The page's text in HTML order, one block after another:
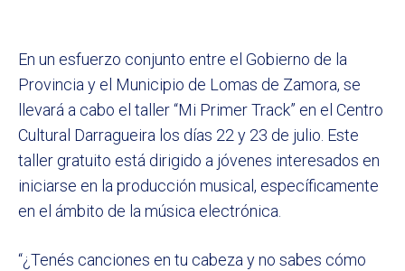
En un esfuerzo conjunto entre el Gobierno de la
Provincia y el Municipio de Lomas de Zamora, se
llevará a cabo el taller “Mi Primer Track” en el Centro
Cultural Darragueira los días 22 y 23 de julio. Este
taller gratuito está dirigido a jóvenes interesados en
iniciarse en la producción musical, específicamente
en el ámbito de la música electrónica.
“¿Tenés canciones en tu cabeza y no sabes cómo